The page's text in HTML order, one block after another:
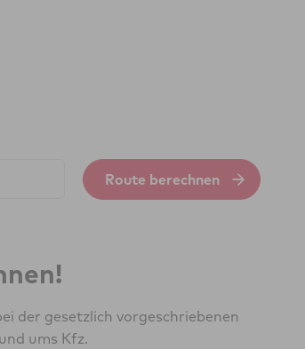
Route berechnen
der gesetzlich vorgeschriebenen
ums Kfz.